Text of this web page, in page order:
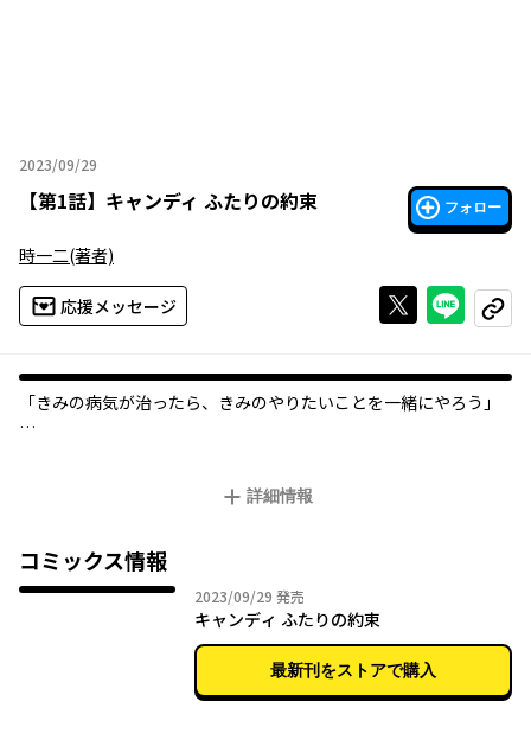
2023/09/29
2023年09月29日
【第1話】 キャンディ ふたりの約束 フォロー
時一二(著者)
応援メッセージ Xで投稿する
ライン
コピー
「きみの病気が治ったら、きみのやりたいことを一緒にやろう」
中国の人気漫画スタジオ幕星社の時一二（シーイーアー）による
コミックス全1巻、288Pの大ボリュームで好評発売中！
詳細情報
コミックス情報
2023/09/29 2023年09月29日
発売
キャンディ ふたりの約束
最新刊をストアで購入